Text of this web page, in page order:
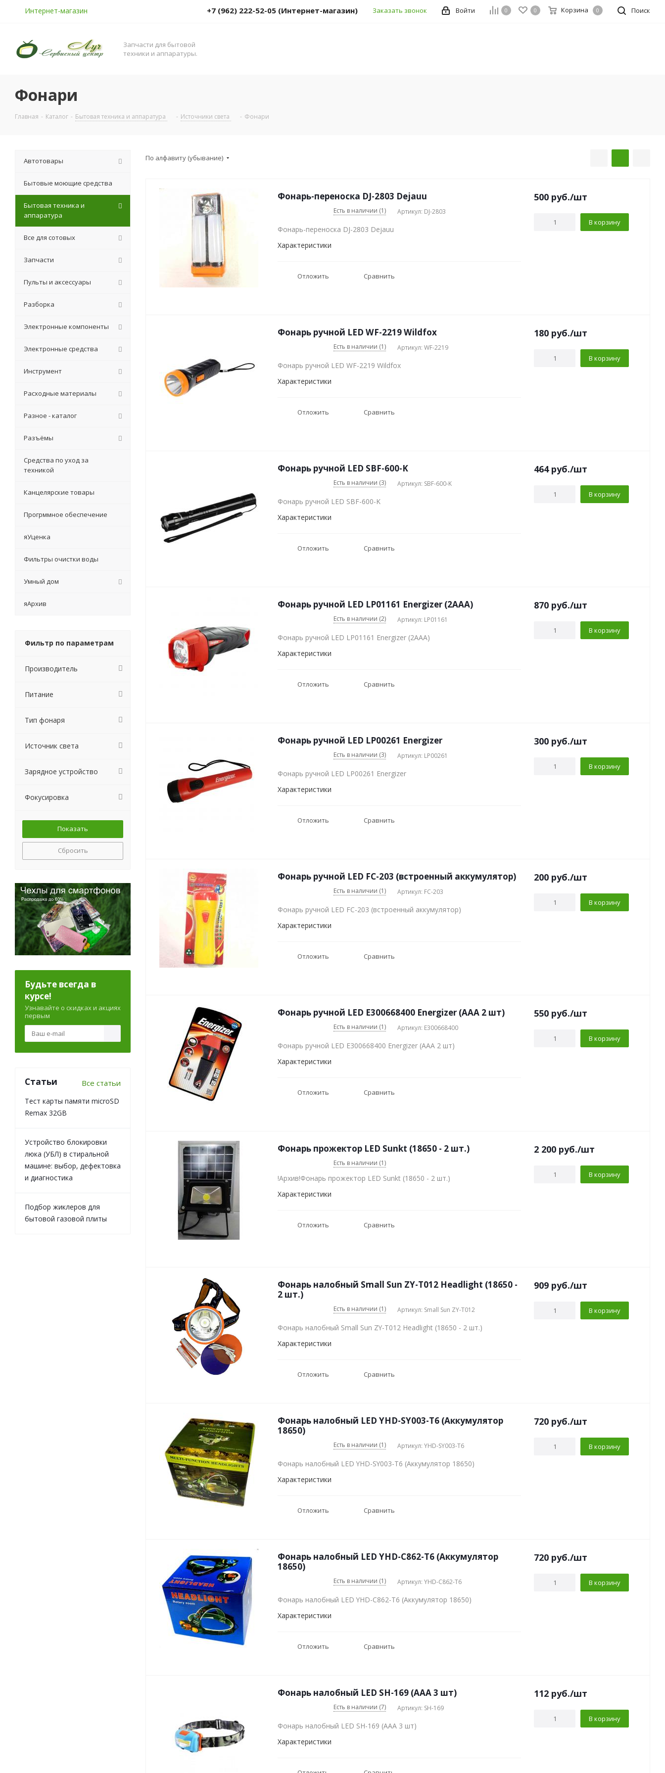
Интернет-магазин Поиск
0 0 Корзина 0
Войти
+7 (962) 222-52-05 (Интернет-магазин) Заказать звонок
Запчасти для бытовой
техники и аппаратуры.
Фонари
Главная - Каталог - Бытовая техника и аппаратура - Источники света - Фонари
По алфавиту (убывание)
Фонарь-переноска DJ-2803 Dejauu
Есть в наличии (1) Артикул: DJ-2803
Фонарь-переноска DJ-2803 Dejauu
Характеристики
Отложить Сравнить
500 руб./шт
В корзину
Фонарь ручной LED WF-2219 Wildfox
Есть в наличии (1) Артикул: WF-2219
Фонарь ручной LED WF-2219 Wildfox
Характеристики
Отложить Сравнить
180 руб./шт
В корзину
Фонарь ручной LED SBF-600-K
Есть в наличии (3) Артикул: SBF-600-K
Фонарь ручной LED SBF-600-K
Характеристики
Отложить Сравнить
464руб./шт
В корзину
Фонарь ручной LED LP01161 Energizer (2AAA)
Есть в наличии (2) Артикул: LP01161
Фонарь ручной LED LP01161 Energizer (2AAA)
Характеристики
Отложить Сравнить
870 руб./шт
В корзину
Фонарь ручной LED LP00261 Energizer
Есть в наличии (3) Артикул: LP00261
Фонарь ручной LED LP00261 Energizer
Характеристики
Отложить Сравнить
300 руб./шт
В корзину
Фонарь ручной LED FC-203 (встроенный аккумулятор)
Есть в наличии (1) Артикул: FC-203
Фонарь ручной LED FC-203 (встроенный аккумулятор)
Характеристики
Отложить Сравнить
200 руб./шт
В корзину
Фонарь ручной LED E300668400 Energizer (AAA 2 шт)
Есть в наличии (1) Артикул: E300668400
Фонарь ручной LED E300668400 Energizer (AAA 2 шт)
Характеристики
Отложить Сравнить
550 руб./шт
В корзину
Фонарь прожектор LED Sunkt (18650 - 2 шт.)
Есть в наличии (1)
!Архив!Фонарь прожектор LED Sunkt (18650 - 2 шт.)
Характеристики
Отложить Сравнить
2 200 руб./шт
В корзину
Фонарь налобный Small Sun ZY-T012 Headlight (18650 -
2 шт.)
Есть в наличии (1) Артикул: Small Sun ZY-T012
Фонарь налобный Small Sun ZY-T012 Headlight (18650 - 2 шт.)
Характеристики
Отложить Сравнить
909 руб./шт
В корзину
Фонарь налобный LED YHD-SY003-T6 (Аккумулятор
18650)
Есть в наличии (1) Артикул: YHD-SY003-T6
Фонарь налобный LED YHD-SY003-T6 (Аккумулятор 18650)
Характеристики
Отложить Сравнить
720 руб./шт
В корзину
Фонарь налобный LED YHD-C862-T6 (Аккумулятор
18650)
Есть в наличии (1) Артикул: YHD-C862-T6
Фонарь налобный LED YHD-C862-T6 (Аккумулятор 18650)
Характеристики
Отложить Сравнить
720 руб./шт
В корзину
Фонарь налобный LED SH-169 (AAA 3 шт)
Есть в наличии (7) Артикул: SH-169
Фонарь налобный LED SH-169 (AAA 3 шт)
Характеристики
112 руб./шт
В корзину
Автотовары
Бытовые моющие средства
Бытовая техника и
аппаратура
Все для сотовых
Запчасти
Пульты и аксессуары
Разборка
Электронные компоненты
Электронные средства
Инструмент
Расходные материалы
Разное - каталог
Разъёмы
Средства по уход за
техникой
Канцелярские товары
Прогрммное обеспечение
яУценка
Фильтры очистки воды
Умный дом
яАрхив
Фильтр по параметрам
Производитель
Питание
Тип фонаря
Источник света
Зарядное устройство
Фокусировка
Сбросить
Будьте всегда в
курсе!
Узнавайте о скидках и акциях
первым
Статьи Все статьи
Тест карты памяти microSD
Remax 32GB
Устройство блокировки
люка (УБЛ) в стиральной
машине: выбор, дефектовка
и диагностика
Подбор жиклеров для
бытовой газовой плиты